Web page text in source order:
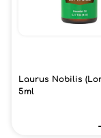
Laurus Nobilis
5ml